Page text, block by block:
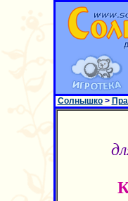
Солнышко>